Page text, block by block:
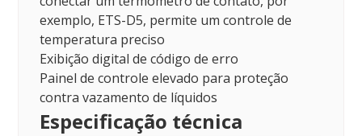
exemplo, ETS-D5, permite um controle de
temperatura preciso
Exibição digital de código de erro
Painel de controle elevado para proteção
contra vazamento de líquidos
Especificação técnica